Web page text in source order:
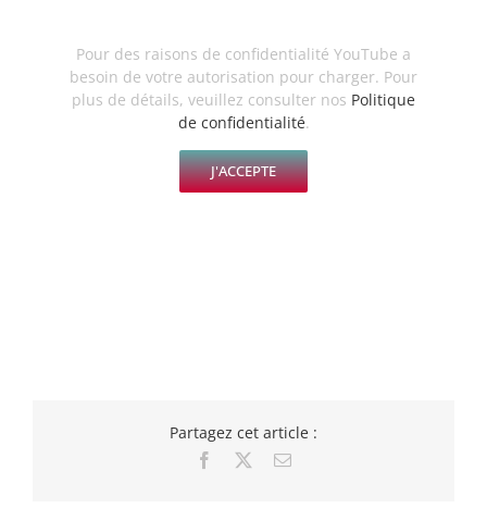
Pour des raisons de confidentialité YouTube a
besoin de votre autorisation pour charger. Pour
plus de détails, veuillez consulter nos Politique
de confidentialité.
J'ACCEPTE
Partagez cet article :
Facebook Email